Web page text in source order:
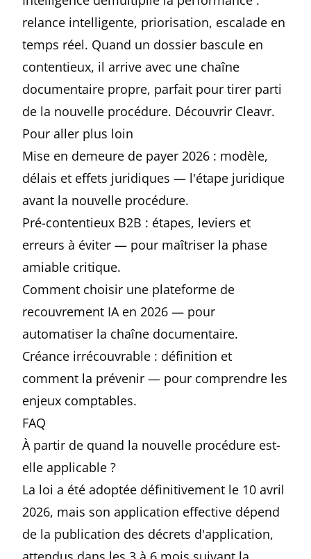
relance intelligente, priorisation, escalade en
temps réel. Quand un dossier bascule en
contentieux, il arrive avec une chaîne
documentaire propre, parfait pour tirer parti
de la nouvelle procédure. Découvrir Cleavr.
Pour aller plus loin
Mise en demeure de payer 2026 : modèle,
délais et effets juridiques — l'étape juridique
avant la nouvelle procédure.
Pré-contentieux B2B : étapes, leviers et
erreurs à éviter — pour maîtriser la phase
amiable critique.
Comment choisir une plateforme de
recouvrement IA en 2026 — pour
automatiser la chaîne documentaire.
Créance irrécouvrable : définition et
comment la prévenir — pour comprendre les
enjeux comptables.
FAQ
À partir de quand la nouvelle procédure est-
elle applicable ?
La loi a été adoptée définitivement le 10 avril
2026, mais son application effective dépend
de la publication des décrets d'application,